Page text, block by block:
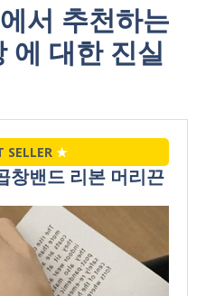
서 추천하는
에 대한 진실
SELLER ★
창밴드 리본 머리끈